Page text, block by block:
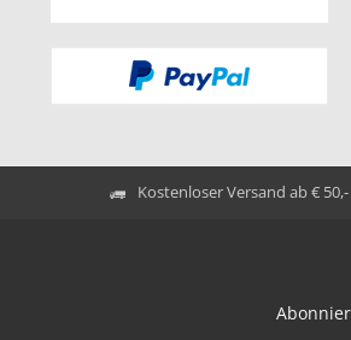
Kostenloser Versand ab € 50,-